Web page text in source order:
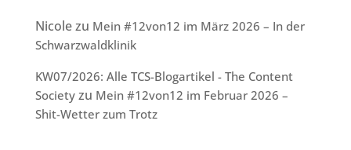
Nicolezu Mein #12von12 im März 2026 – In der
Schwarzwaldklinik
KW07/2026: Alle TCS-Blogartikel - The Content
Societyzu Mein #12von12 im Februar 2026 –
Shit-Wetter zum Trotz